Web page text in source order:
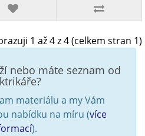
1 až 4 z 4 (celkem stran 1)
nebo máte seznam od
materiálu a my Vám
nabídku na míru (více
).